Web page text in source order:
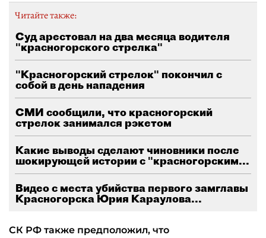
Читайте также:
Суд арестовал на два месяца водителя
"красногорского стрелка"
"Красногорский стрелок" покончил с
собой в день нападения
СМИ сообщили, что красногорский
стрелок занимался рэкетом
Какие выводы сделают чиновники после
шокирующей истории с "красногорским...
Видео с места убийства первого замглавы
Красногорска Юрия Караулова...
СК РФ также предположил, что